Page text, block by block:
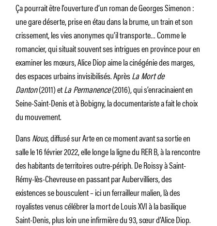
Ça pourrait être l’ouverture d’un roman de Georges Simenon :
une gare déserte, prise en étau dans la brume, un train et son
crissement, les vies anonymes qu’il transporte… Comme le
romancier, qui situait souvent ses intrigues en province pour en
examiner les mœurs, Alice Diop aime la cinégénie des marges,
des espaces urbains invisibilisés. AprèsLa Mort de
Danton(2011) etLa Permanence(2016), qui s’enracinaient en
Seine-Saint-Denis et à Bobigny, la documentariste a fait le choix
du mouvement.
DansNous, diffusé sur Arte en ce moment avant sa sortie en
salle le 16 février 2022, elle longe la ligne du RER B, à la rencontre
des habitants de territoires outre-périph. De Roissy à Saint-
Rémy-lès-Chevreuse en passant par Aubervilliers, des
existences se bousculent – ici un ferrailleur malien, là des
royalistes venus célébrer la mort de Louis XVI à la basilique
Saint-Denis, plus loin une infirmière du 93, sœur d’Alice Diop.